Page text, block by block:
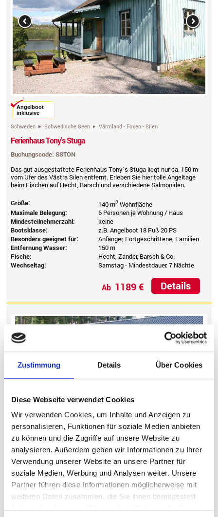
Zustimmung Details Über Cookies
Diese Webseite verwendet Cookies
Wir verwenden Cookies, um Inhalte und Anzeigen zu
personalisieren, Funktionen für soziale Medien anbieten
zu können und die Zugriffe auf unsere Website zu
analysieren. Außerdem geben wir Informationen zu Ihrer
Verwendung unserer Website an unsere Partner für
soziale Medien, Werbung und Analysen weiter. Unsere
Partner führen diese Informationen möglicherweise mit
weiteren Daten zusammen, die Sie ihnen bereitgestellt
Previous Next
Angelboot
inklusive
Schweden Schwedische Seen Värmland - Foxen - Silen
Ferienhaus Tony's Stuga
Buchungscode: SSTON
Das gut ausgestattete Ferienhaus Tony´s Stuga liegt nur ca. 150 m
vom Ufer des Västra Silen entfernt. Erleben Sie hier tolle Angeltage
beim Fischen auf Hecht, Barsch und verschiedene Salmoniden.
Größe: 140 m2Wohnfläche
Maximale Belegung:
6 Personen je Wohnung / Haus
Mindesteilnehmerzahl:
keine
Bootsklasse:
z.B. Angelboot 18 Fuß 20 PS
Besonders geeignet für:
Anfänger, Fortgeschrittene, Familien
Entfernung Wasser:
150 m
Fische:
Hecht, Zander, Barsch & Co.
Wechseltag:
Samstag - Mindestdauer: 7 Nächte
Details
Ab 1189 €
Previous
Angelboot
inklusive
Schweden Schwedische Seen Jämtland